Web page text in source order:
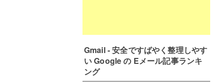
Gmail - 安全ですばやく整理しやす
い Google の Eメール記事ランキ
ング